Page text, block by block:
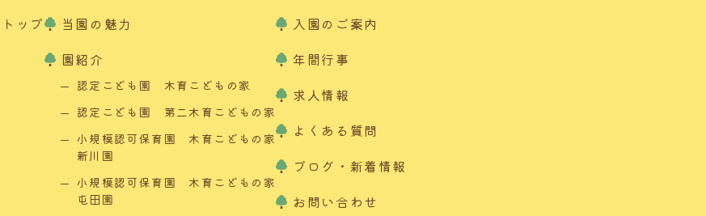
トップ
当園の魅力
園紹介
認定こども園 木育こどもの家
認定こども園 第二木育こどもの家
小規模認可保育園 木育こどもの家
新川園
小規模認可保育園 木育こどもの家
屯田園
入園のご案内
年間行事
求人情報
よくある質問
ブログ・新着情報
お問い合わせ